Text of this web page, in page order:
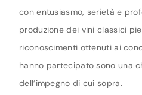
con entusiasmo, serietà e
produzione dei vini classici
riconoscimenti ottenuti ai
hanno partecipato sono una
dell’impegno di cui sopra.